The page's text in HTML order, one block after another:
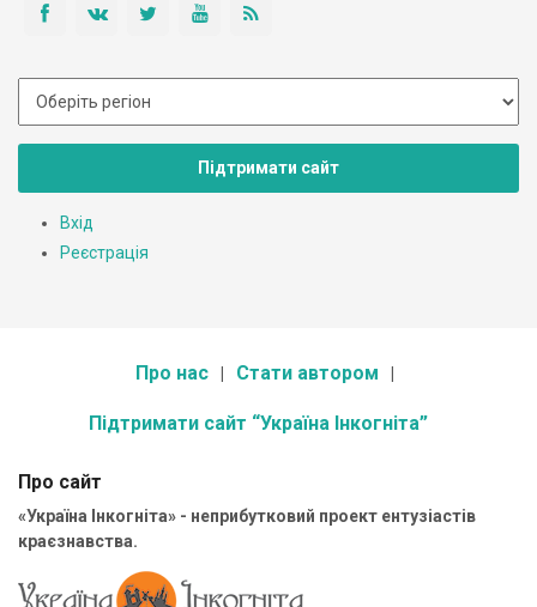
Підтримати сайт
Вхід
Реєстрація
Про нас Стати автором
Підтримати сайт “Україна Інкогніта”
Про сайт
«Україна Інкогніта» - неприбутковий проект ентузіастів
краєзнавства.